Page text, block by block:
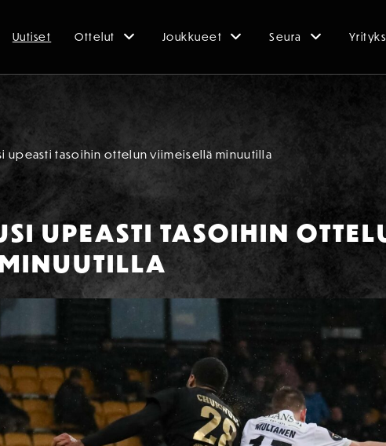
Uutiset Ottelut Joukkueet Seura
upeasti tasoihin ottelun viimeisellä minuutilla
UPEASTI TASOIHIN